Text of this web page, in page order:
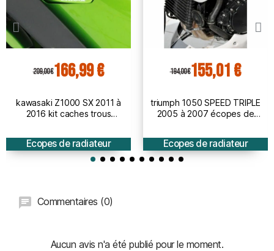
209,00 €166,99 €
kawasaki Z1000 SX 2011 à
2016 kit caches trous
PEINT obturateur
Ecopes de radiateur
194,00 €155,01 €
triumph 1050 SPEED TRIPLE
2005 à 2007 écopes de
Ecopes de radiateur
Commentaires (0)
Aucun avis n'a été publié pour le moment.